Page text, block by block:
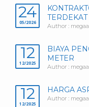
24
05/2026
TERDEKAT
Author :
12
12/2025
BIAYA
METER
Author :
12
12/2025
HARGA
Author :